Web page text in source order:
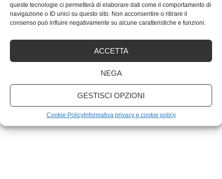
queste tecnologie ci permetterà di elaborare dati come il comportamento di
navigazione o ID unici su questo sito. Non acconsentire o ritirare il
consenso può influire negativamente su alcune caratteristiche e funzioni.
ACCETTA
NEGA
GESTISCI OPZIONI
Cookie PolicyInformativa privacy e cookie policy
Quali sono le migliori marche di PC portatili?
Non accontentarti! Come ottenere di più dall’email